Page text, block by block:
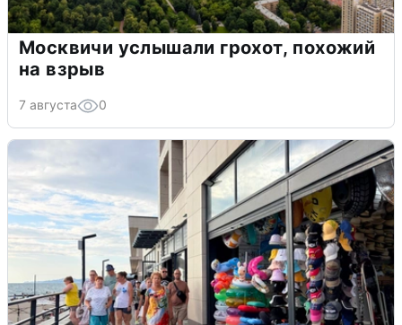
Москвичи услышали грохот, похожий
на взрыв
7 августа 0